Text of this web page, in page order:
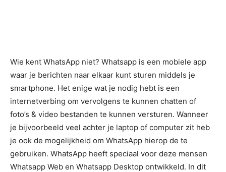
Wie kent WhatsApp niet? Whatsapp is een mobiele app
waar je berichten naar elkaar kunt sturen middels je
smartphone. Het enige wat je nodig hebt is een
internetverbing om vervolgens te kunnen chatten of
foto’s & video bestanden te kunnen versturen. Wanneer
je bijvoorbeeld veel achter je laptop of computer zit heb
je ook de mogelijkheid om WhatsApp hierop de te
gebruiken. WhatsApp heeft speciaal voor deze mensen
Whatsapp Web en Whatsapp Desktop ontwikkeld. In dit